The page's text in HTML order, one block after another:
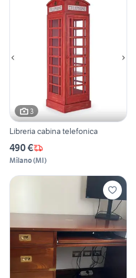
3
Libreria cabina telefonica
490 €
Milano(MI)